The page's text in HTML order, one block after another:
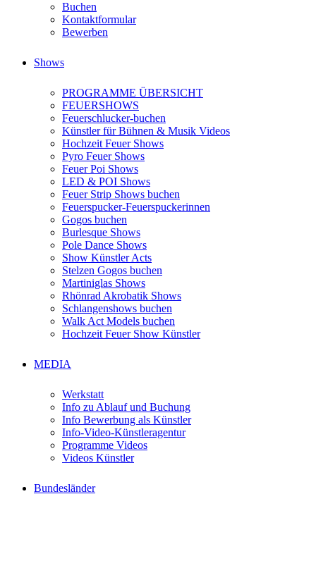
Buchen
Kontaktformular
Bewerben
Shows
PROGRAMME ÜBERSICHT
FEUERSHOWS
Feuerschlucker-buchen
Künstler für Bühnen & Musik Videos
Hochzeit Feuer Shows
Pyro Feuer Shows
Feuer Poi Shows
LED & POI Shows
Feuer Strip Shows buchen
Feuerspucker-Feuerspuckerinnen
Gogos buchen
Burlesque Shows
Pole Dance Shows
Show Künstler Acts
Stelzen Gogos buchen
Martiniglas Shows
Rhönrad Akrobatik Shows
Schlangenshows buchen
Walk Act Models buchen
Hochzeit Feuer Show Künstler
MEDIA
Werkstatt
Info zu Ablauf und Buchung
Info Bewerbung als Künstler
Info-Video-Künstleragentur
Programme Videos
Videos Künstler
Bundesländer